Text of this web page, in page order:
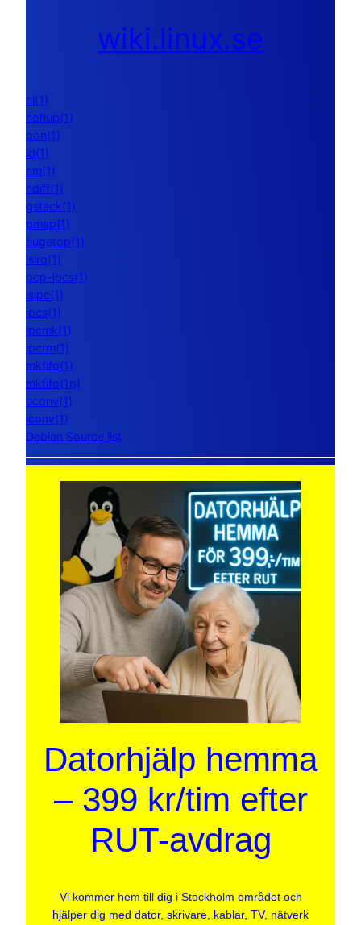
wiki.linux.se
nl(1)
nohup(1)
pon(1)
ld(1)
nm(1)
ndiff(1)
gstack(1)
pmap(1)
hugetop(1)
lsirq(1)
pcp-ipcs(1)
lsipc(1)
ipcs(1)
ipcmk(1)
ipcrm(1)
mkfifo(1)
mkfifo(1p)
uconv(1)
iconv(1)
Debian Source list
Datorhjälp hemma
– 399 kr/tim efter
RUT-avdrag
Vi kommer hem till dig i Stockholm området och
hjälper dig med dator, skrivare, kablar, TV, nätverk